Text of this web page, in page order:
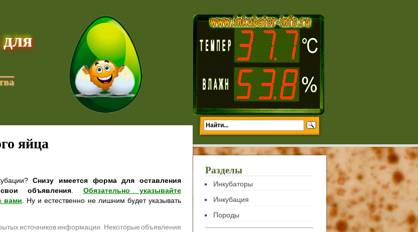
яйца
Снизу имеется форма для оставления
объявления
Обязательно указывайте
вами . Ну и естественно не лишним будет указывать
источников информации. Некоторые объявления
Разделы
Инкубаторы
Инкубация
Породы